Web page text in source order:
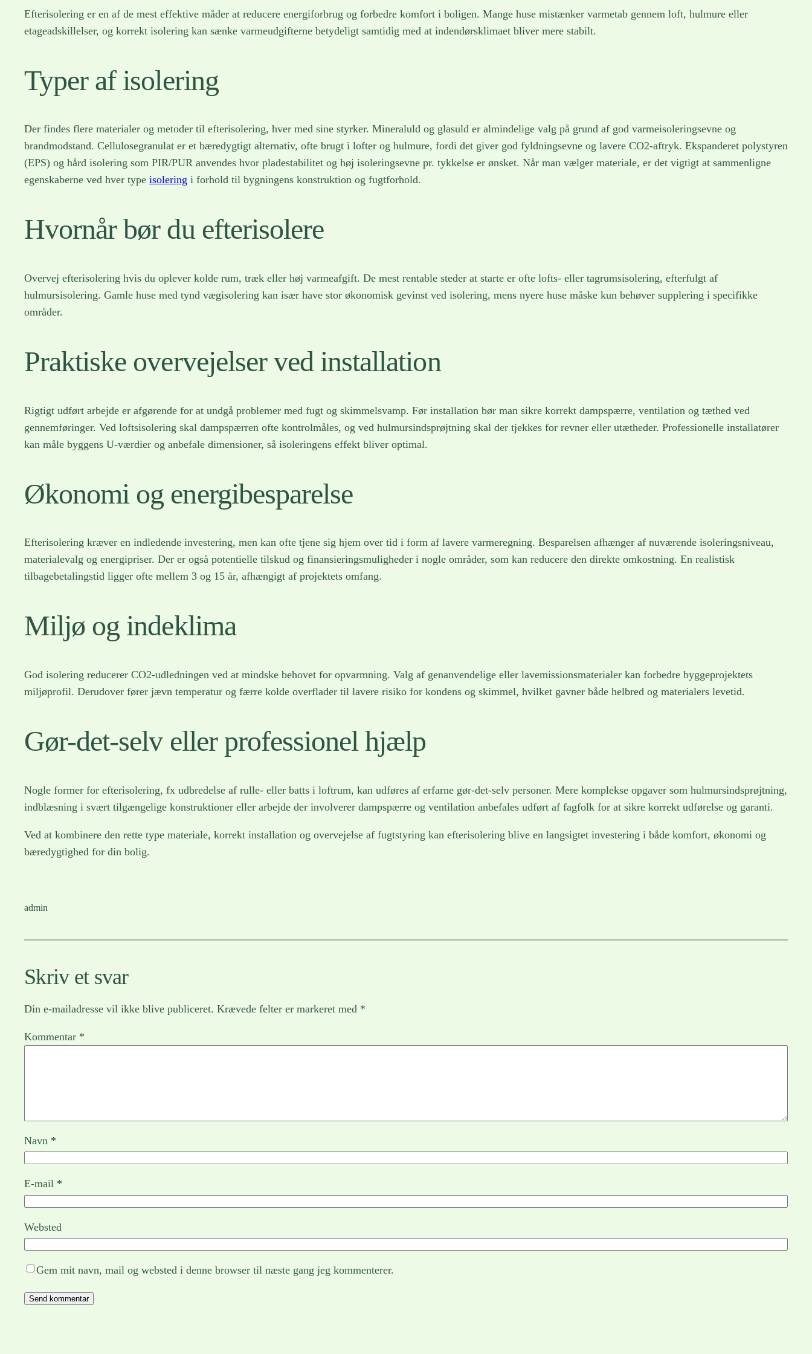
Efterisolering er en af de mest effektive måder at reducere energiforbrug og forbedre komfort i boligen. Mange huse mistænker varmetab gennem loft, hulmure eller
etageadskillelser, og korrekt isolering kan sænke varmeudgifterne betydeligt samtidig med at indendørsklimaet bliver mere stabilt.
Typer af isolering
Der findes flere materialer og metoder til efterisolering, hver med sine styrker. Mineraluld og glasuld er almindelige valg på grund af god varmeisoleringsevne og
brandmodstand. Cellulosegranulat er et bæredygtigt alternativ, ofte brugt i lofter og hulmure, fordi det giver god fyldningsevne og lavere CO2-aftryk. Ekspanderet polystyren
(EPS) og hård isolering som PIR/PUR anvendes hvor pladestabilitet og høj isoleringsevne pr. tykkelse er ønsket. Når man vælger materiale, er det vigtigt at sammenligne
egenskaberne ved hver type isolering i forhold til bygningens konstruktion og fugtforhold.
Hvornår bør du efterisolere
Overvej efterisolering hvis du oplever kolde rum, træk eller høj varmeafgift. De mest rentable steder at starte er ofte lofts- eller tagrumsisolering, efterfulgt af
hulmursisolering. Gamle huse med tynd vægisolering kan især have stor økonomisk gevinst ved isolering, mens nyere huse måske kun behøver supplering i specifikke
områder.
Praktiske overvejelser ved installation
Rigtigt udført arbejde er afgørende for at undgå problemer med fugt og skimmelsvamp. Før installation bør man sikre korrekt dampspærre, ventilation og tæthed ved
gennemføringer. Ved loftsisolering skal dampspærren ofte kontrolmåles, og ved hulmursindsprøjtning skal der tjekkes for revner eller utætheder. Professionelle installatører
kan måle byggens U-værdier og anbefale dimensioner, så isoleringens effekt bliver optimal.
Økonomi og energibesparelse
Efterisolering kræver en indledende investering, men kan ofte tjene sig hjem over tid i form af lavere varmeregning. Besparelsen afhænger af nuværende isoleringsniveau,
materialevalg og energipriser. Der er også potentielle tilskud og finansieringsmuligheder i nogle områder, som kan reducere den direkte omkostning. En realistisk
tilbagebetalingstid ligger ofte mellem 3 og 15 år, afhængigt af projektets omfang.
Miljø og indeklima
God isolering reducerer CO2-udledningen ved at mindske behovet for opvarmning. Valg af genanvendelige eller lavemissionsmaterialer kan forbedre byggeprojektets
miljøprofil. Derudover fører jævn temperatur og færre kolde overflader til lavere risiko for kondens og skimmel, hvilket gavner både helbred og materialers levetid.
Gør-det-selv eller professionel hjælp
Nogle former for efterisolering, fx udbredelse af rulle- eller batts i loftrum, kan udføres af erfarne gør-det-selv personer. Mere komplekse opgaver som hulmursindsprøjtning,
indblæsning i svært tilgængelige konstruktioner eller arbejde der involverer dampspærre og ventilation anbefales udført af fagfolk for at sikre korrekt udførelse og garanti.
Ved at kombinere den rette type materiale, korrekt installation og overvejelse af fugtstyring kan efterisolering blive en langsigtet investering i både komfort, økonomi og
bæredygtighed for din bolig.
admin
Skriv et svar
Din e-mailadresse vil ikke blive publiceret. Krævede felter er markeret med *
Kommentar *
Navn *
E-mail *
Websted
Gem mit navn, mail og websted i denne browser til næste gang jeg kommenterer.